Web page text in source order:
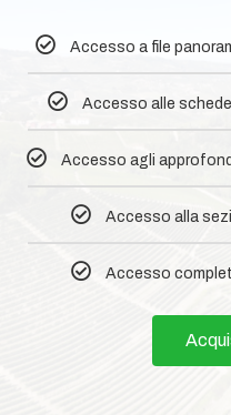
Accesso a file
Accesso alle
Accesso agli
Accesso alla
Accesso